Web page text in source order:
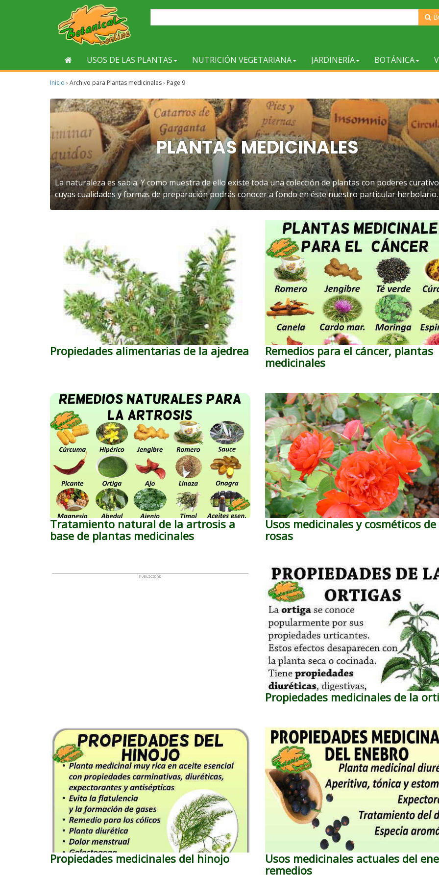
USOS DE LAS PLANTAS NUTRICIÓN VEGETARIANA JARDINERÍA BOTÁNICA
Inicio › Archivo para Plantas medicinales› Page 9
PLANTAS MEDICINALES
La naturaleza es sabia. Y como muestra de ello existe toda una colección de plantas con poderes
cuyas cualidades y formas de preparación podrás conocer a fondo en éste nuestro particular herbolario.
Propiedades alimentarias de la ajedrea
Remedios para el cáncer, plantas
medicinales
Tratamiento natural de la artrosis a
base de plantas medicinales
Usos medicinales y cosméticos
rosas
Propiedades medicinales de la
Propiedades medicinales del hinojo
Usos medicinales actuales del
remedios